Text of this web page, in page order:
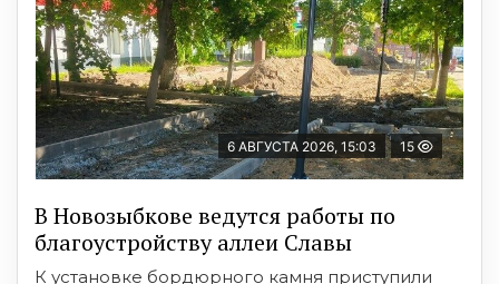
6 АВГУСТА 2026, 15:03 15
В Новозыбкове ведутся работы по
благоустройству аллеи Славы
К установке бордюрного камня приступили